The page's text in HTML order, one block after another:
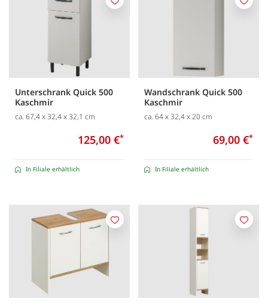
Unterschrank Quick 500
Kaschmir
ca. 67,4 x 32,4 x 32,1 cm
125,00 €*
In Filiale erhältlich
Merken
Wandschrank Quick 500
Kaschmir
ca. 64 x 32,4 x 20 cm
69,00 €*
In Filiale erhältlich
Merken